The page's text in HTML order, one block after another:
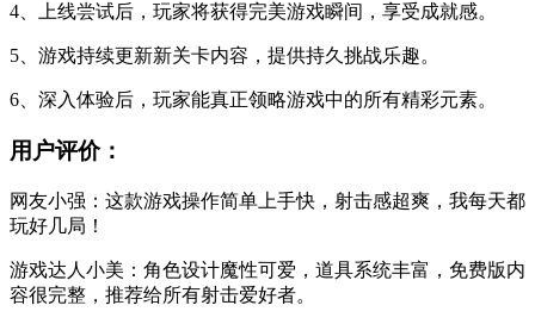
4、上线尝试后，玩家将获得完美游戏瞬间，享受成就感。
5、游戏持续更新新关卡内容，提供持久挑战乐趣。
6、深入体验后，玩家能真正领略游戏中的所有精彩元素。
用户评价：
网友小强：这款游戏操作简单上手快，射击感超爽，我每天都
玩好几局！
游戏达人小美：角色设计魔性可爱，道具系统丰富，免费版内
容很完整，推荐给所有射击爱好者。